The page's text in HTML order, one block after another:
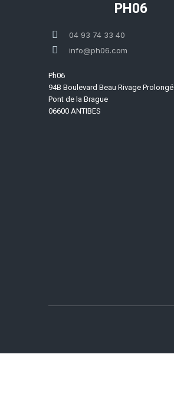
PH06
04 93 74 33 40
info@ph06.com
Ph06
94B Boulevard Beau Rivage Prolongé
Pont de la Brague
06600 ANTIBES